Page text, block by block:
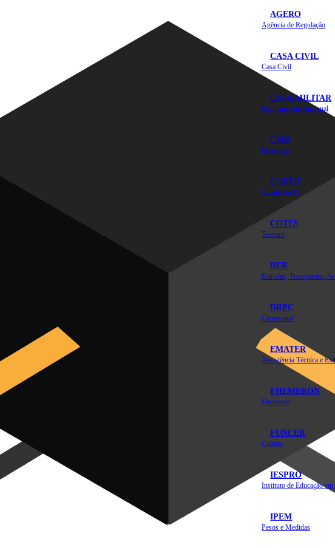
AGERO
Agência de Regulação
CASA CIVIL
Casa Civil
CASA MILITAR
Segurança Institucional
CMR
Mineração
COETIC
Comitê de TI
COTES
Tesouro
DER
DRPC
Cerimonial
EMATER
FHEMERON
Fhemeron
FUNCER
Cultura
IESPRO
IPEM
Pesos e Medidas